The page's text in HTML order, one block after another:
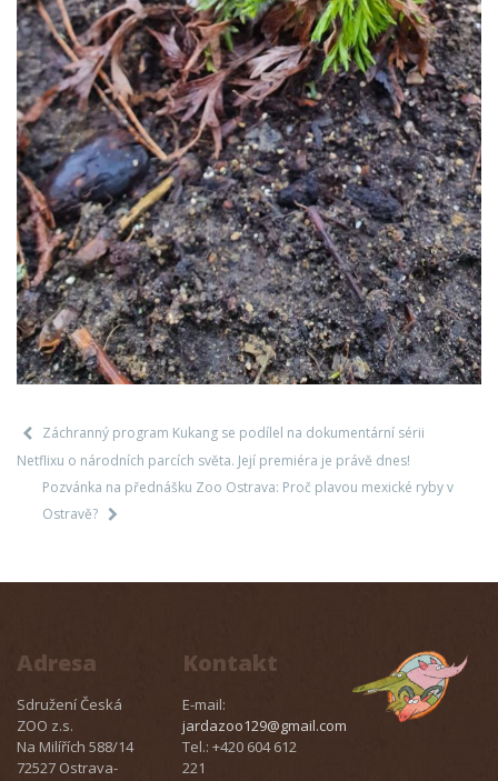
Záchranný program Kukang se podílel na dokumentární sérii
Netflixu o národních parcích světa. Její premiéra je právě dnes!
Pozvánka na přednášku Zoo Ostrava: Proč plavou mexické ryby v
Ostravě?
Adresa
Sdružení Česká
ZOO z.s.
Na Milířích 588/14
72527 Ostrava-
Kontakt
E-mail:
jardazoo129@gmail.com
Tel.: +420 604 612
221